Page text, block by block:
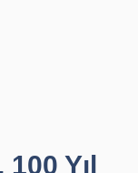
Yıl